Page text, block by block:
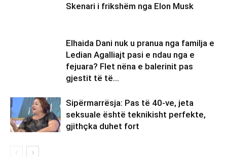
Skenari i frikshëm nga Elon Musk
Elhaida Dani nuk u pranua nga familja e
Ledian Agalliajt pasi e ndau nga e
fejuara? Flet nëna e balerinit pas
gjestit të të...
Sipërmarrësja: Pas të 40-ve, jeta
seksuale është teknikisht perfekte,
gjithçka duhet fort